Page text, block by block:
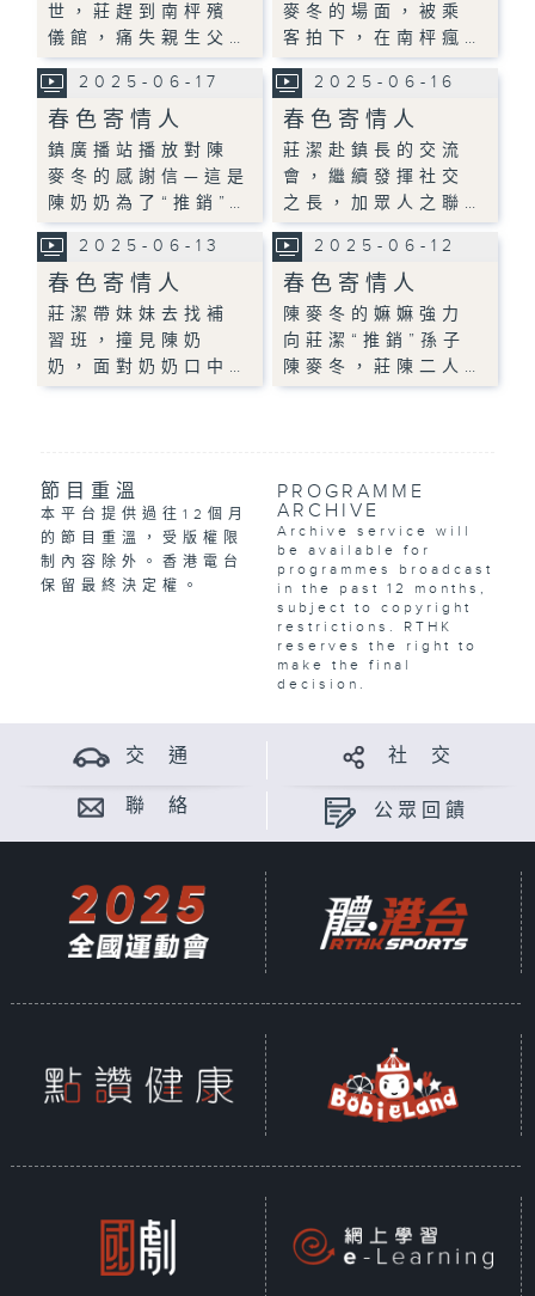
世，莊趕到南枰殯
儀館，痛失親生父…
麥冬的場面，被乘
客拍下，在南枰瘋…
2025-06-17
春色寄情人
鎮廣播站播放對陳
麥冬的感謝信—這是
陳奶奶為了“推銷”…
2025-06-16
春色寄情人
莊潔赴鎮長的交流
會，繼續發揮社交
之長，加眾人之聯…
2025-06-13
春色寄情人
莊潔帶妹妹去找補
習班，撞見陳奶
奶，面對奶奶口中…
2025-06-12
春色寄情人
陳麥冬的嫲嫲強力
向莊潔“推銷”孫子
陳麥冬，莊陳二人…
節目重溫
本平台提供過往12個月
的節目重溫，受版權限
制內容除外。香港電台
保留最終決定權。
PROGRAMME
ARCHIVE
Archive service will
be available for
programmes broadcast
in the past 12 months,
subject to copyright
restrictions. RTHK
reserves the right to
make the final
decision.
交 通 社 交
聯 絡 公眾回饋